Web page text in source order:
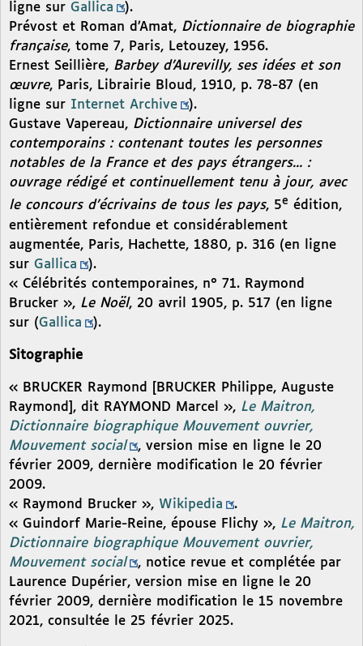
ligne sur Gallica
).
Prévost et Roman d’Amat, Dictionnaire de biographie
française, tome 7, Paris, Letouzey, 1956.
Ernest Seillière, Barbey d’Aurevilly, ses idées et son
œuvre, Paris, Librairie Bloud, 1910, p. 78-87 (en
ligne sur Internet Archive
).
Gustave Vapereau, Dictionnaire universel des
contemporains : contenant toutes les personnes
notables de la France et des pays étrangers... :
ouvrage rédigé et continuellement tenu à jour, avec
le concours d’écrivains de tous les pays, 5e édition,
entièrement refondue et considérablement
augmentée, Paris, Hachette, 1880, p. 316 (en ligne
sur Gallica
).
« Célébrités contemporaines, n° 71. Raymond
Brucker », Le Noël, 20 avril 1905, p. 517 (en ligne
sur (Gallica ).
Sitographie
« BRUCKER Raymond [BRUCKER Philippe, Auguste
Raymond], dit RAYMOND Marcel », Le Maitron,
Dictionnaire biographique Mouvement ouvrier,
Mouvement social
, version mise en ligne le 20
février 2009, dernière modification le 20 février
2009.
« Raymond Brucker », Wikipedia
.
« Guindorf Marie-Reine, épouse Flichy », Le Maitron,
Dictionnaire biographique Mouvement ouvrier,
Mouvement social
, notice revue et complétée par
Laurence Dupérier, version mise en ligne le 20
février 2009, dernière modification le 15 novembre
2021, consultée le 25 février 2025.